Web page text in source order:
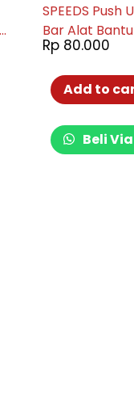
SPEEDS Push
Bar Alat
Bar Untuk
Rp 80.000
Add to
Beli